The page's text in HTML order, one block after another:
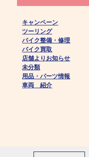
キャンペーン
ツーリング
バイク整備・修理
バイク買取
店舗よりお知らせ
未分類
用品・パーツ情報
車両 紹介